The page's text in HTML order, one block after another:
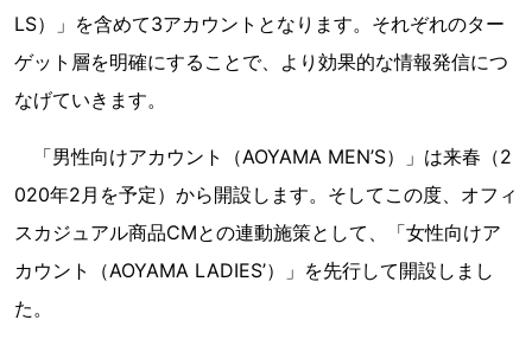
LS）」を含めて3アカウントとなります。それぞれのター
ゲット層を明確にすることで、より効果的な情報発信につ
なげていきます。
「男性向けアカウント（AOYAMA MEN’S）」は来春（2
020年2月を予定）から開設します。そしてこの度、オフィ
スカジュアル商品CMとの連動施策として、「女性向けア
カウント（AOYAMA LADIES’）」を先行して開設しまし
た。